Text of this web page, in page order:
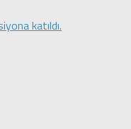
katıldı.